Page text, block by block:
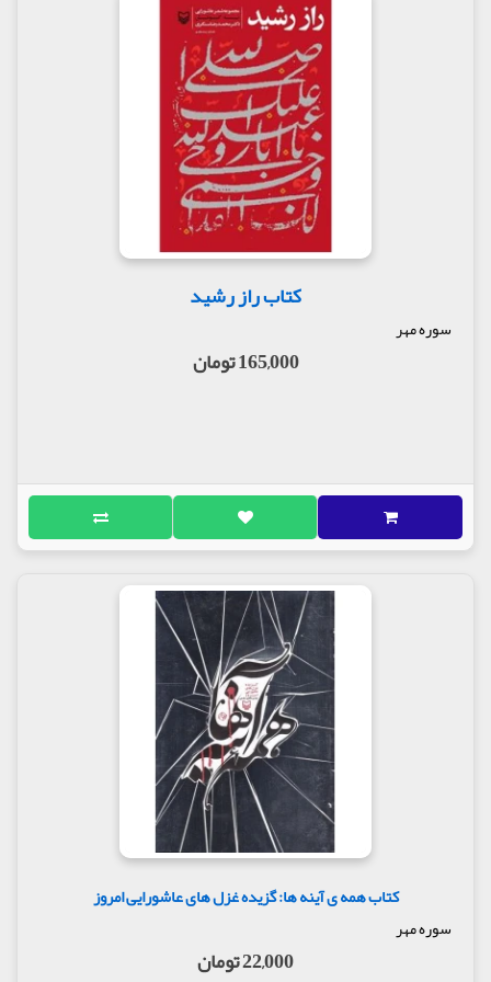
کتاب راز رشید
سوره مهر
165,000 تومان
کتاب همه ی آینه ها: گزیده غزل های عاشورایی امروز
سوره مهر
22,000 تومان